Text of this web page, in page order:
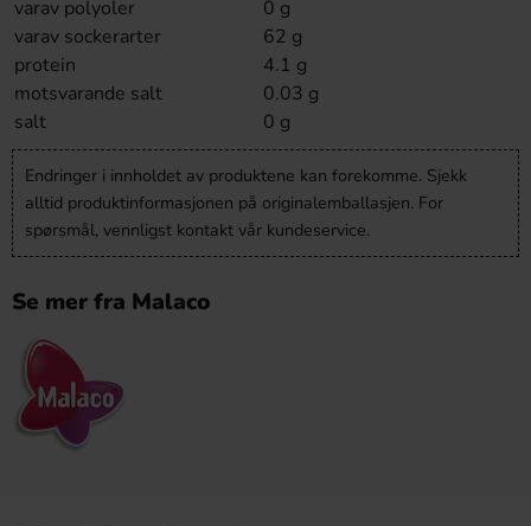
varav polyoler
0 g
varav sockerarter
62 g
protein
4.1 g
motsvarande salt
0.03 g
salt
0 g
Endringer i innholdet av produktene kan forekomme. Sjekk
alltid produktinformasjonen på originalemballasjen. For
spørsmål, vennligst kontakt vår kundeservice.
Se mer fra Malaco